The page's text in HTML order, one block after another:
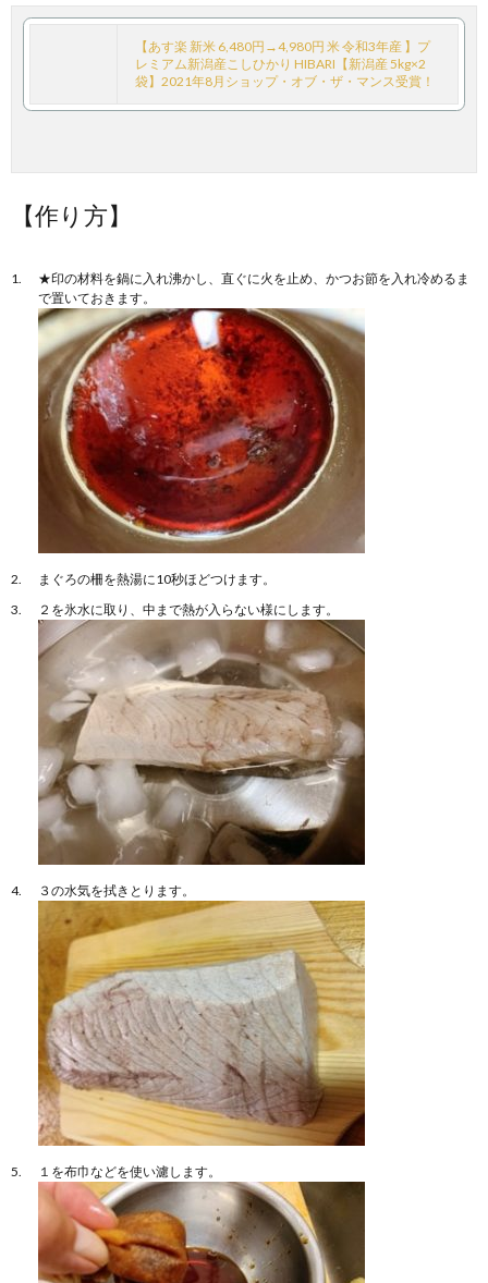
【あす楽 新米 6,480円→4,980円 米 令和3年産 】プ
レミアム新潟産こしひかり HIBARI【新潟産 5kg×2
袋】2021年8月ショップ・オブ・ザ・マンス受賞！
【作り方】
★印の材料を鍋に入れ沸かし、直ぐに火を止め、かつお節を入れ冷めるま
で置いておきます。
まぐろの柵を熱湯に10秒ほどつけます。
２を氷水に取り、中まで熱が入らない様にします。
３の水気を拭きとります。
１を布巾などを使い濾します。